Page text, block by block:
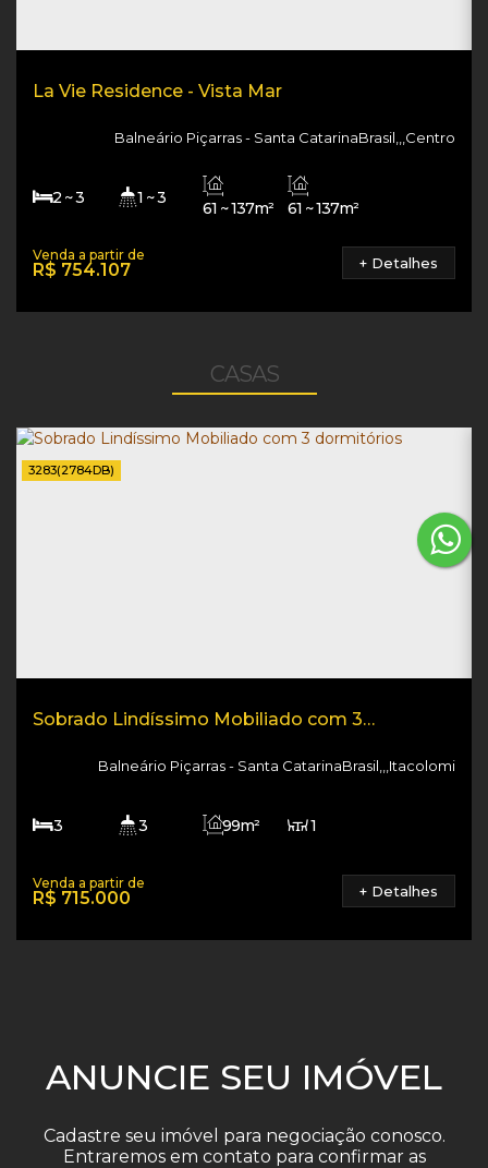
La Vie Residence - Vista Mar
R$ 754.107
Centro
,
Balneário Piçarras ,
Santa Catarina ,
Brasil
2 ~ 3 1 ~ 3
61 ~ 137m²
61 ~ 137m²
+ Detalhes
CASAS
3283(2784DB)
Sobrado Lindíssimo Mobiliado com 3
R$ 715.000
Itacolomi
,
Balneário Piçarras ,
Santa Catarina ,
Brasil
3 3 99m² 1
+ Detalhes
ANUNCIE SEU IMÓVEL
Cadastre seu imóvel para negociação conosco.
Entraremos em contato para confirmar as